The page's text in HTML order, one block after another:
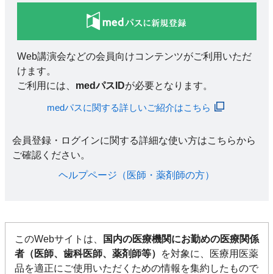
Web講演会などの会員向けコンテンツがご利用いただ
けます。
ご利用には、 medパスIDが必要となります。
medパスに関する詳しいご紹介はこちら
会員登録・ログインに関する詳細な使い方はこちらから
ご確認ください。​
ヘルプページ（医師・薬剤師の方）​
このWebサイトは、
国内の医療機関にお勤めの医療関係
者（医師、歯科医師、薬剤師等）
を対象に、医療用医薬
品を適正にご使用いただくための情報を集約したもので